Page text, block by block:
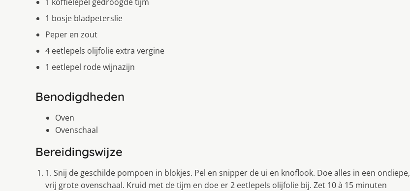
1 bosje bladpeterslie
Peper en zout
4 eetlepels olijfolie extra vergine
1 eetlepel rode wijnazijn
Benodigdheden
Oven
Ovenschaal
Bereidingswijze
1. Snij de geschilde pompoen in blokjes. Pel en snipper de ui en knoflook. Doe alles in een ondiepe,
vrij grote ovenschaal. Kruid met de tijm en doe er 2 eetlepels olijfolie bij. Zet 10 à 15 minuten